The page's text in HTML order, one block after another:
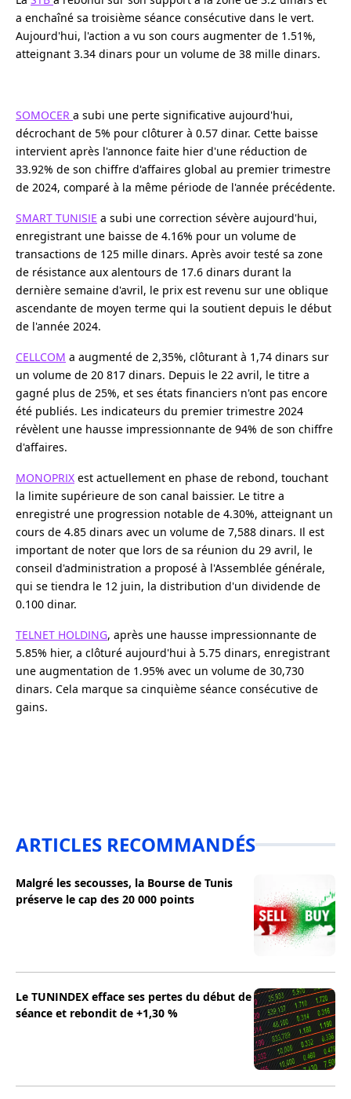
a enchaîné sa troisième séance consécutive dans le vert.
Aujourd'hui, l'action a vu son cours augmenter de 1.51%,
atteignant 3.34 dinars pour un volume de 38 mille dinars.
SOMOCER a subi une perte significative aujourd'hui,
décrochant de 5% pour clôturer à 0.57 dinar. Cette baisse
intervient après l'annonce faite hier d'une réduction de
33.92% de son chiffre d'affaires global au premier trimestre
de 2024, comparé à la même période de l'année précédente.
SMART TUNISIE a subi une correction sévère aujourd'hui,
enregistrant une baisse de 4.16% pour un volume de
transactions de 125 mille dinars. Après avoir testé sa zone
de résistance aux alentours de 17.6 dinars durant la
dernière semaine d'avril, le prix est revenu sur une oblique
ascendante de moyen terme qui la soutient depuis le début
de l'année 2024.
CELLCOM a augmenté de 2,35%, clôturant à 1,74 dinars sur
un volume de 20 817 dinars. Depuis le 22 avril, le titre a
gagné plus de 25%, et ses états financiers n'ont pas encore
été publiés. Les indicateurs du premier trimestre 2024
révèlent une hausse impressionnante de 94% de son chiffre
d'affaires.
MONOPRIX est actuellement en phase de rebond, touchant
la limite supérieure de son canal baissier. Le titre a
enregistré une progression notable de 4.30%, atteignant un
cours de 4.85 dinars avec un volume de 7,588 dinars. Il est
important de noter que lors de sa réunion du 29 avril, le
conseil d'administration a proposé à l'Assemblée générale,
qui se tiendra le 12 juin, la distribution d'un dividende de
0.100 dinar.
TELNET HOLDING, après une hausse impressionnante de
5.85% hier, a clôturé aujourd'hui à 5.75 dinars, enregistrant
une augmentation de 1.95% avec un volume de 30,730
dinars. Cela marque sa cinquième séance consécutive de
gains.
ARTICLES RECOMMANDÉS
Malgré les secousses, la Bourse de Tunis
préserve le cap des 20 000 points
Le TUNINDEX efface ses pertes du début de
séance et rebondit de +1,30 %